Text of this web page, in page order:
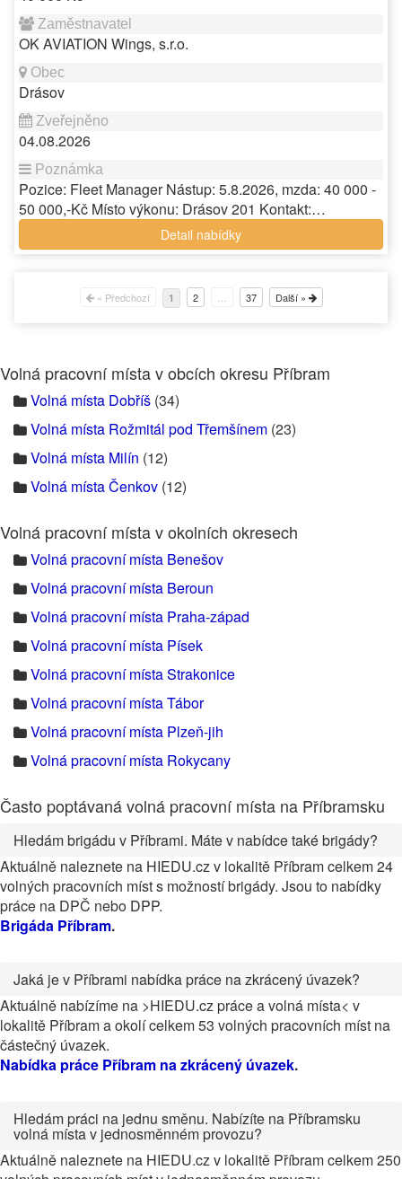
OK AVIATION Wings, s.r.o.
Drásov
04.08.2026
Pozice: Fleet Manager Nástup: 5.8.2026, mzda: 40 000 -
50 000,-Kč Místo výkonu: Drásov 201 Kontakt:…
Detail nabídky
« Předchozí 1 2 37 Další »
Volná pracovní místa v obcích okresu Příbram
Volná místa Dobříš (34)
Volná místa Rožmitál pod Třemšínem (23)
Volná místa Milín (12)
Volná místa Čenkov (12)
Volná pracovní místa v okolních okresech
Volná pracovní místa Benešov
Volná pracovní místa Beroun
Volná pracovní místa Praha-západ
Volná pracovní místa Písek
Volná pracovní místa Strakonice
Volná pracovní místa Tábor
Volná pracovní místa Plzeň-jih
Volná pracovní místa Rokycany
Často poptávaná volná pracovní místa na Příbramsku
Hledám brigádu v Příbrami. Máte v nabídce také brigády?
Aktuálně naleznete na HIEDU.cz v lokalitě Příbram celkem 24
volných pracovních míst s možností brigády. Jsou to nabídky
práce na DPČ nebo DPP.
Brigáda Příbram.
Jaká je v Příbrami nabídka práce na zkrácený úvazek?
Aktuálně nabízíme na >HIEDU.cz práce a volná místa< v
lokalitě Příbram a okolí celkem 53 volných pracovních míst na
částečný úvazek.
Nabídka práce Příbram na zkrácený úvazek.
Hledám práci na jednu směnu. Nabízíte na Příbramsku
volná místa v jednosměnném provozu?
Aktuálně naleznete na HIEDU.cz v lokalitě Příbram celkem 250